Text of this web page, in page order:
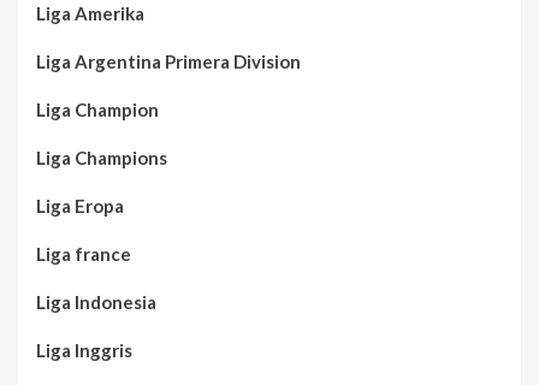
Liga Amerika
Liga Argentina Primera Division
Liga Champion
Liga Champions
Liga Eropa
Liga france
Liga Indonesia
Liga Inggris